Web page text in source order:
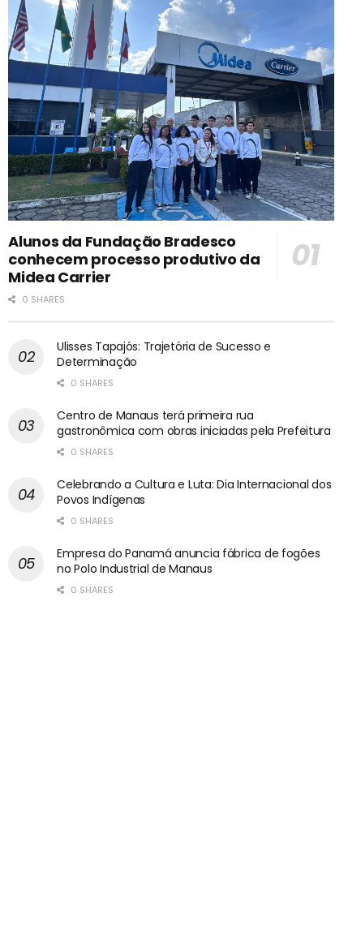
Alunos da Fundação Bradesco
conhecem processo produtivo da
Midea Carrier
0 SHARES
Ulisses Tapajós: Trajetória de Sucesso e
Determinação
0 SHARES
Centro de Manaus terá primeira rua
gastronômica com obras iniciadas pela Prefeitura
0 SHARES
Celebrando a Cultura e Luta: Dia Internacional dos
Povos Indígenas
0 SHARES
Empresa do Panamá anuncia fábrica de fogões
no Polo Industrial de Manaus
0 SHARES